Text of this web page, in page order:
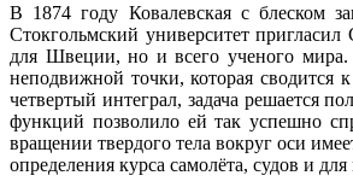
В 1874 году Ковалевская с блеском
Стокгольмский университет
для Швеции, но и всего ученого мира.
неподвижной точки, которая сводится
четвертый интеграл, задача решается
функций позволило ей так успешно
вращении твердого тела вокруг оси
определения курса самолёта, судов и